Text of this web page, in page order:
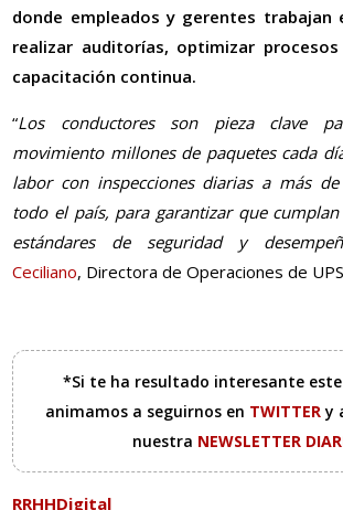
donde empleados y gerentes trabajan
realizar auditorías, optimizar
capacitación continua.
“Los conductores son pieza clave
movimiento millones de paquetes cada
labor con inspecciones diarias a más
todo el país, para garantizar que
estándares de seguridad y
Ceciliano, Directora de Operaciones de
*Si te ha resultado interesante
animamos a seguirnos en TWITTERy
nuestra NEWSLETTER
RRHHDigital